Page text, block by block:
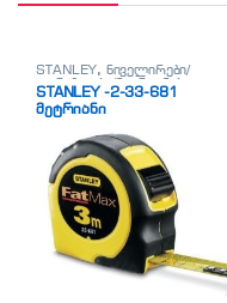
STANLEY, ნიველირები/
თარაზოები/მეტრიანები
STANLEY -2-33-681
მეტრიანი